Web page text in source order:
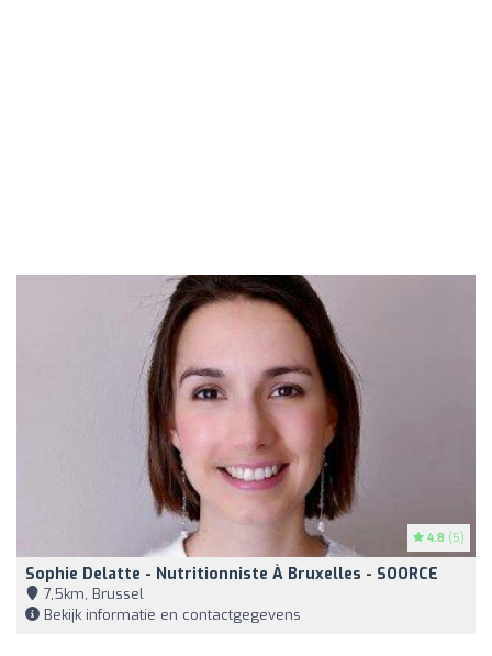
4.8 (5)
Sophie Delatte - Nutritionniste À Bruxelles - SOORCE
7,5km, Brussel
Bekijk informatie en contactgegevens